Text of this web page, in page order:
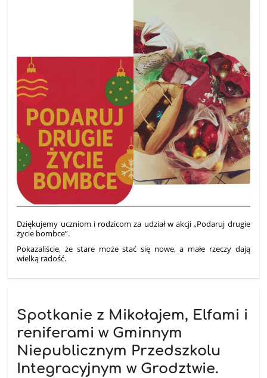
Dziękujemy uczniom i rodzicom za udział w akcji „Podaruj drugie
życie bombce”.
Pokazaliście, że stare może stać się nowe, a małe rzeczy dają
wielką radość.
Spotkanie z Mikołajem, Elfami i
reniferami w Gminnym
Niepublicznym Przedszkolu
Integracyjnym w Grodztwie.